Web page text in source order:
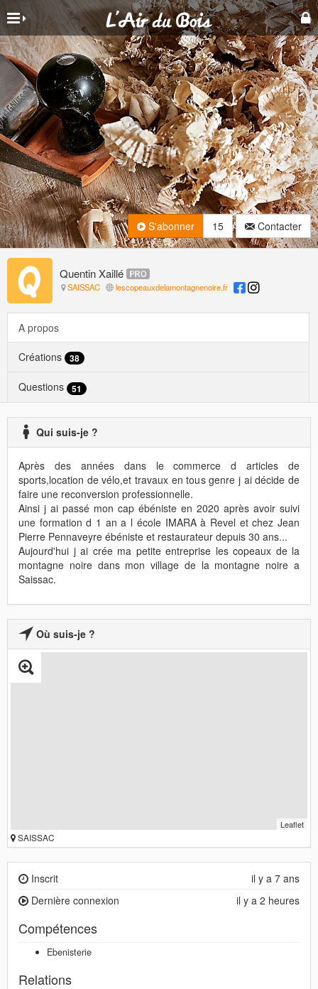
Quentin Xaillé
SAISSAC lescopeauxdelamontagnenoire.fr
S'abonner 15 Contacter
A propos
Créations 38
Questions 51
Qui suis-je ?
Après des années dans le commerce d articles de
sports,location de vélo,et travaux en tous genre j ai décide de
faire une reconversion professionnelle.
Ainsi j ai passé mon cap ébéniste en 2020 après avoir suivi
une formation d 1 an a l école IMARA à Revel et chez Jean
Pierre Pennaveyre ébéniste et restaurateur depuis 30 ans...
Aujourd'hui j ai crée ma petite entreprise les copeaux de la
montagne noire dans mon village de la montagne noire a
Saissac.
Où suis-je ?
Leaflet
SAISSAC
il y a 7 ans
Inscrit
il y a 2 heures
Dernière connexion
Compétences
Ebenisterie
Relations